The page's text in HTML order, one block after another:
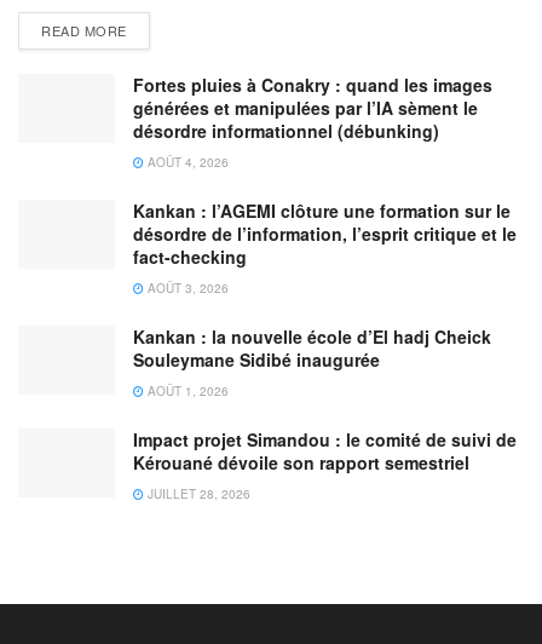
READ MORE
Fortes pluies à Conakry : quand les images
générées et manipulées par l’IA sèment le
désordre informationnel (débunking)
AOÛT 4, 2026
Kankan : l’AGEMI clôture une formation sur le
désordre de l’information, l’esprit critique et le
fact-checking
AOÛT 3, 2026
Kankan : la nouvelle école d’El hadj Cheick
Souleymane Sidibé inaugurée
AOÛT 1, 2026
Impact projet Simandou : le comité de suivi de
Kérouané dévoile son rapport semestriel
JUILLET 28, 2026